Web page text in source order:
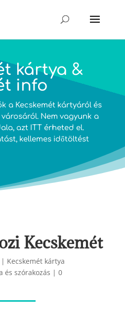
kártya &
info
a Kecskemét kártyáról és
Nem vagyunk a
azt ITTérheted el.
kellemes időtöltést
Kecskemét
Kecskemét kártya
és szórakozás | 0